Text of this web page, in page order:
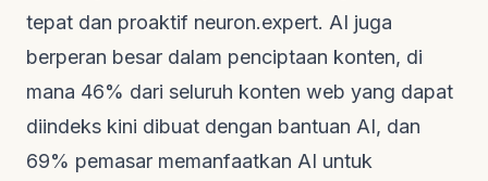
tepat dan proaktif neuron.expert. AI juga
berperan besar dalam penciptaan konten, di
mana 46% dari seluruh konten web yang dapat
diindeks kini dibuat dengan bantuan AI, dan
69% pemasar memanfaatkan AI untuk